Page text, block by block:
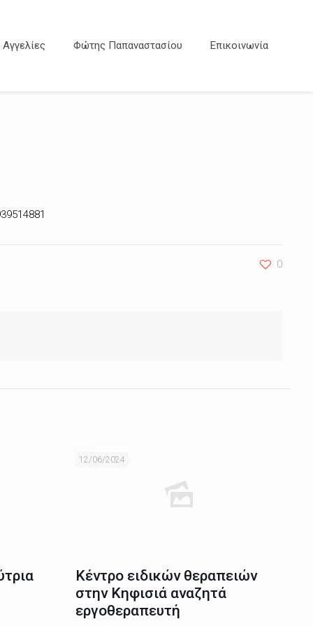
Αγγελίες Φώτης Παπαναστασίου Επικοινωνία
0
12/06/2024
Κέντρο ειδικών θεραπειών
στην Κηφισιά αναζητά
εργοθεραπευτή